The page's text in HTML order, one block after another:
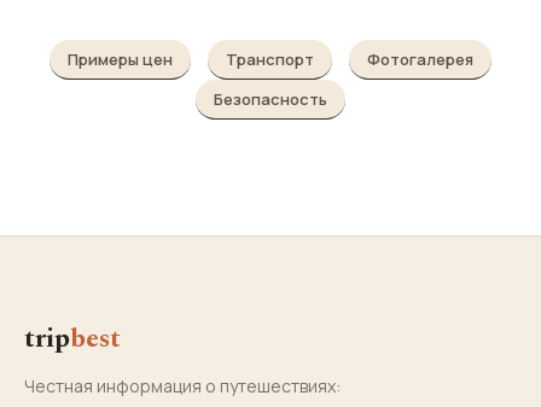
Примеры цен Транспорт
Фотогалерея
Безопасность
tripbest
Честная информация о путешествиях: